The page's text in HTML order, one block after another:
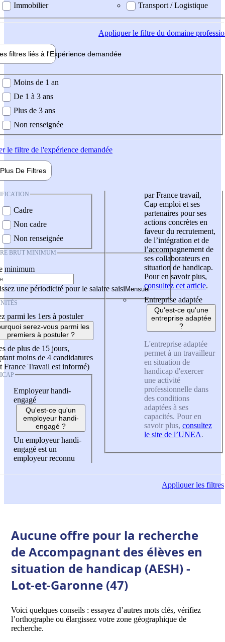
Immobilier
Transport / Logistique
Appliquerle filtre du domaine
filtres liés à l'Expérience demandée
demandée
Moins de 1 an
De 1 à 3 ans
Plus de 3 ans
Non renseignée
le filtre de l'expérience demandée
Plus De Filtres
Cadre
Non cadre
Non renseignée
BRUT MINIMUM
minimum
une périodicité pour le salaire saisi
parmi les 1ers à postuler
serez-vous parmi les
premiers à postuler ?
de plus de 15 jours,
moins de 4 candidatures
France Travail est informé)
Employeur handi-
engagé
Qu'est-ce qu'un
employeur handi-
engagé ?
Un employeur handi-
engagé est un
employeur reconnu
par France travail,
Cap emploi et ses
partenaires pour ses
actions concrètes en
faveur du recrutement,
de l’intégration et de
l’accompagnement de
ses collaborateurs en
situation de handicap.
Pour en savoir plus,
consultez cet article.
Entreprise adaptée
Qu'est-ce qu'une
entreprise adaptée
?
L'entreprise adaptée
permet à un travailleur
en situation de
handicap d'exercer
une activité
professionnelle dans
des conditions
adaptées à ses
capacités. Pour en
savoir plus, consultez
le site de l’UNEA.
Appliquerles filtres
Aucune offre pour la recherche
de Accompagnant des élèves en
situation de handicap (AESH) -
Lot-et-Garonne (47)
Voici quelques conseils : essayez d’autres mots clés, vérifiez
l’orthographe ou élargissez votre zone géographique de
recherche.